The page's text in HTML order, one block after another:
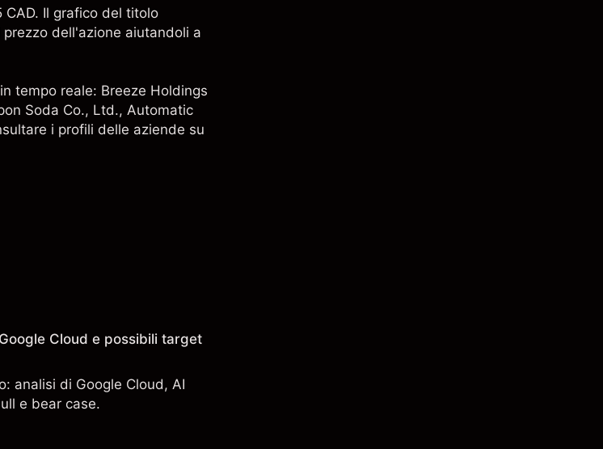
CAD. Il grafico del titolo
dell'azione aiutandoli a
tempo reale: Breeze Holdings
Soda Co., Ltd., Automatic
i profili delle aziende su
Cloud e possibili target
analisi di Google Cloud, AI
e bear case.